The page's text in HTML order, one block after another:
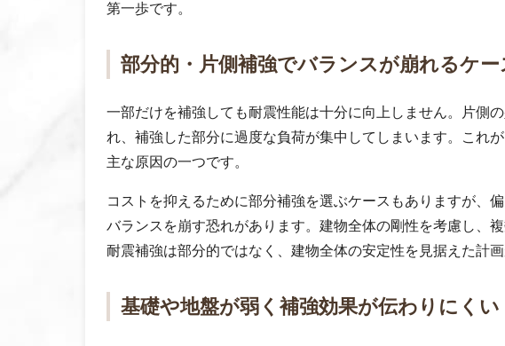
第一歩です。
部分的・片側補強でバランスが崩れるケー
一部だけを補強しても耐震性能は十分に向上しません。片側
れ、補強した部分に過度な負荷が集中してしまいます。これ
主な原因の一つです。
コストを抑えるために部分補強を選ぶケースもありますが、
バランスを崩す恐れがあります。建物全体の剛性を考慮し、
耐震補強は部分的ではなく、建物全体の安定性を見据えた計画
基礎や地盤が弱く補強効果が伝わりにくい